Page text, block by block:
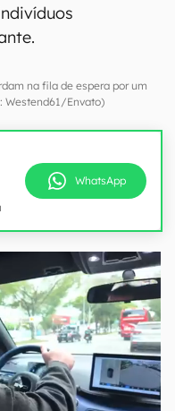
na fila de espera por um
Westend61/Envato)
WhatsApp